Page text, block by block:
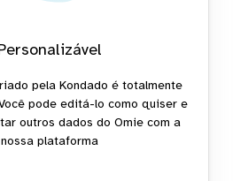
pela Kondado é totalmente
pode editá-lo como quiser e
outros dados do Omie com a
nossa plataforma